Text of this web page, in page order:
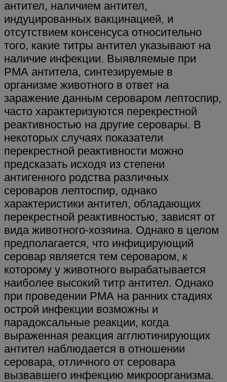
антител, наличием антител,
индуцированных вакцинацией, и
отсутствием консенсуса относительно
того, какие титры антител указывают на
наличие инфекции. Выявляемые при
РМА антитела, синтезируемые в
организме животного в ответ на
заражение данным сероваром лептоспир,
часто характеризуются перекрестной
реактивностью на другие серовары. В
некоторых случаях показатели
перекрестной реактивности можно
предсказать исходя из степени
антигенного родства различных
сероваров лептоспир, однако
характеристики антител, обладающих
перекрестной реактивностью, зависят от
вида животного-хозяина. Однако в целом
предполагается, что инфицирующий
серовар является тем сероваром, к
которому у животного вырабатывается
наиболее высокий титр антител. Однако
при проведении РМА на ранних стадиях
острой инфекции возможны и
парадоксальные реакции, когда
выраженная реакция агглютинирующих
антител наблюдается в отношении
серовара, отличного от серовара
вызвавшего инфекцию микроорганизма.